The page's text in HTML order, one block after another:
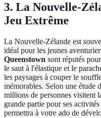
3. La Nouvelle-
Jeu Extrême
La Nouvelle-Zélande est
idéal pour les jeunes
Queenstown sont réputés
le saut à l'élastique et le
les paysages à couper le
mémorables. Selon une étude
millions de personnes visitent
grande partie pour ses
permettra à votre ado de